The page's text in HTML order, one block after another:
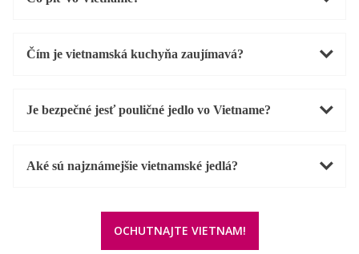
Čím je vietnamská kuchyňa zaujímavá?
Je bezpečné jesť pouličné jedlo vo Vietname?
Aké sú najznámejšie vietnamské jedlá?
OCHUTNAJTE VIETNAM!